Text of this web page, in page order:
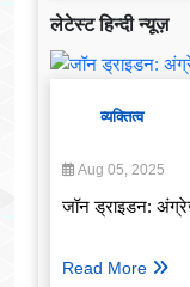
लेटेस्ट हिन्दी न्यूज़
व्यक्तित्व
Aug 05, 2025
जॉन ड्राइडन:
Read More